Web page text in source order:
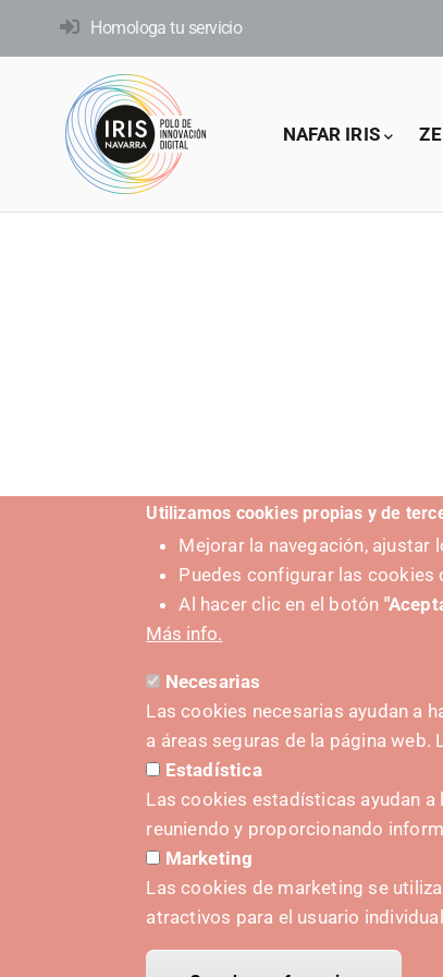
Homologa tu servicio
Main
NAFAR IRIS
Utilizamos cookies propias y de
Mejorar la navegación,
Puedes configurar las cookies
Al hacer clic en el botón
Más info.
Necesarias
Las cookies necesarias ayudan a
a áreas seguras de la página
Estadística
Las cookies estadísticas ayudan
reuniendo y proporcionando
Marketing
Las cookies de marketing se
atractivos para el usuario